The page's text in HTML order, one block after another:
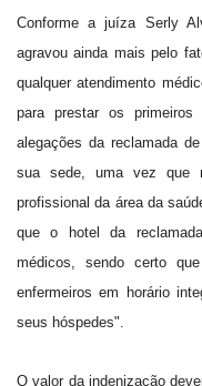
Conforme a juíza Serly
agravou ainda mais pelo
qualquer atendimento
para prestar os
alegações da reclamada
sua sede, uma vez que
profissional da área da
que o hotel da
médicos, sendo certo
enfermeiros em horário
seus hóspedes".
O valor da indenização